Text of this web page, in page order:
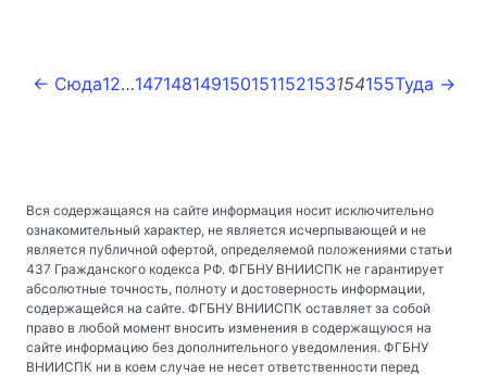
← Сюда12…147148149150151152153154155Туда →
Вся содержащаяся на сайте информация носит исключительно
ознакомительный характер, не является исчерпывающей и не
является публичной офертой, определяемой положениями статьи
437 Гражданского кодекса РФ. ФГБНУ ВНИИСПК не гарантирует
абсолютные точность, полноту и достоверность информации,
содержащейся на сайте. ФГБНУ ВНИИСПК оставляет за собой
право в любой момент вносить изменения в содержащуюся на
сайте информацию без дополнительного уведомления. ФГБНУ
ВНИИСПК ни в коем случае не несет ответственности перед